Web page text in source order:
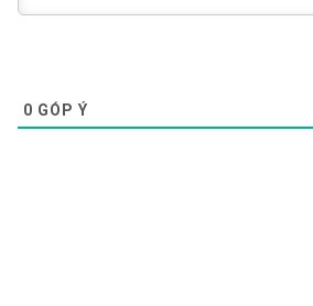
0 GÓP Ý